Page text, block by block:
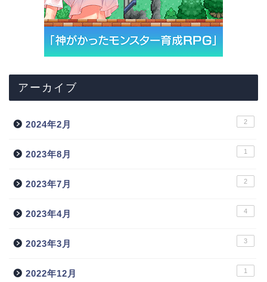
アーカイブ
2024年2月 2
2023年8月 1
2023年7月 2
2023年4月 4
2023年3月 3
2022年12月 1